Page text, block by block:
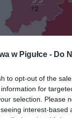
w Pigułce - Do
to opt-out of the
for
selection. Please
interest-based